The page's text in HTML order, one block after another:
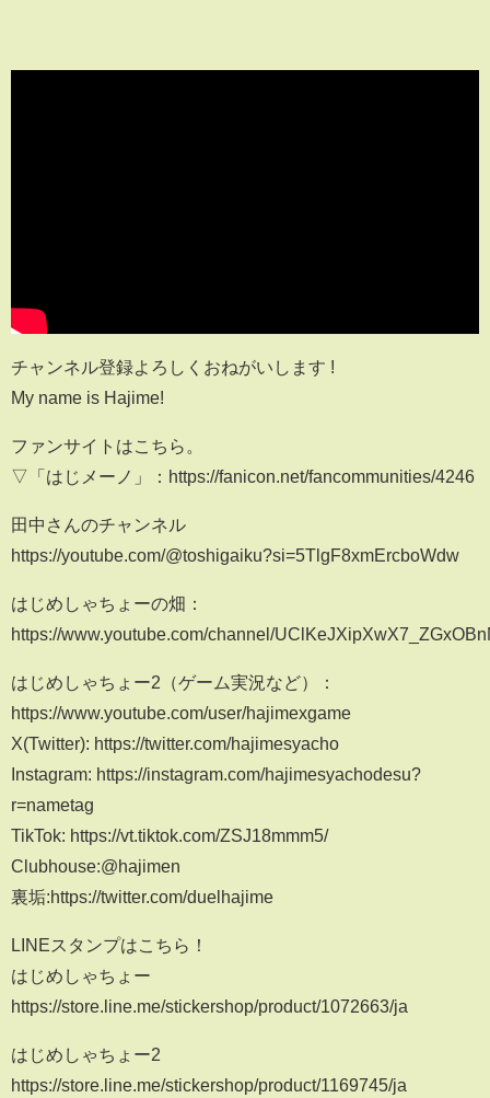
チャンネル登録よろしくおねがいします !
My name is Hajime!
ファンサイトはこちら。
▽「はじメーノ」：https://fanicon.net/fancommunities/4246
田中さんのチャンネル
https://youtube.com/@toshigaiku?si=5TlgF8xmErcboWdw
はじめしゃちょーの畑：
https://www.youtube.com/channel/
はじめしゃちょー2（ゲーム実況など）：
https://www.youtube.com/user/hajimexgame
X(Twitter): https://twitter.com/hajimesyacho
Instagram: https://instagram.com/hajimesyachodesu?
r=nametag
TikTok: https://vt.tiktok.com/ZSJ18mmm5/
Clubhouse:@hajimen
裏垢:https://twitter.com/duelhajime
LINEスタンプはこちら！
はじめしゃちょー
https://store.line.me/stickershop/product/1072663/ja
はじめしゃちょー2
https://store.line.me/stickershop/product/1169745/ja